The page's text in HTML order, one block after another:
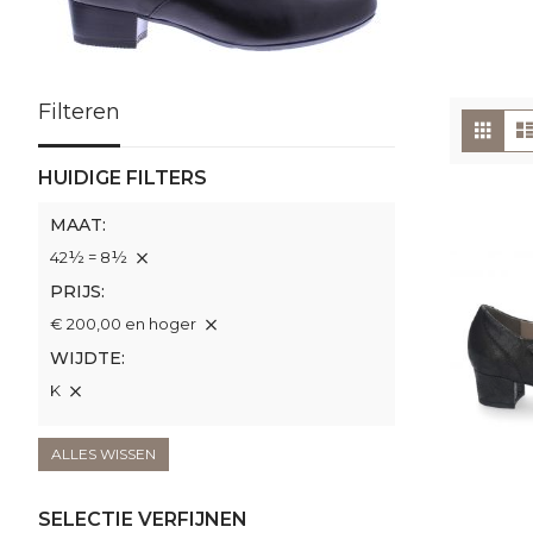
als
Foto-
tabel
Filteren
HUIDIGE FILTERS
MAAT
42½ = 8½
PRIJS
€ 200,00 en hoger
WIJDTE
K
ALLES WISSEN
SELECTIE VERFIJNEN